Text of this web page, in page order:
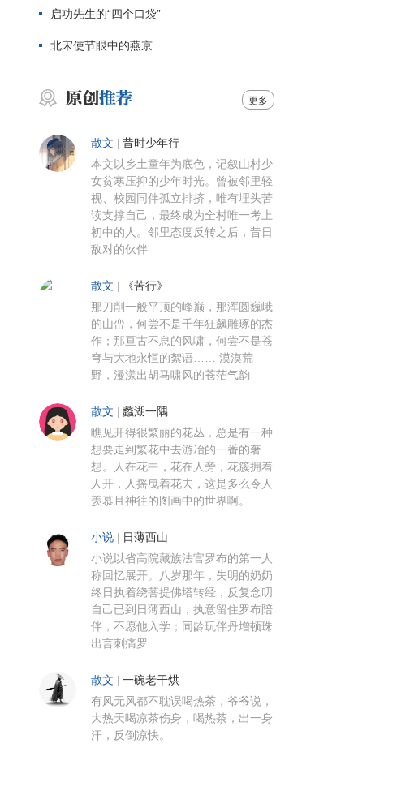
启功先生的“四个口袋”
北宋使节眼中的燕京
更多
散文 昔时少年行
本文以乡土童年为底色，记叙山村少
女贫寒压抑的少年时光。曾被邻里轻
视、校园同伴孤立排挤，唯有埋头苦
读支撑自己，最终成为全村唯一考上
初中的人。邻里态度反转之后，昔日
敌对的伙伴
散文 《苦行》
那刀削一般平顶的峰巅，那浑圆巍峨
的山峦，何尝不是千年狂飙雕琢的杰
作；那亘古不息的风啸，何尝不是苍
穹与大地永恒的絮语…… 漠漠荒
野，漫漾出胡马啸风的苍茫气韵
散文 蠡湖一隅
瞧见开得很繁丽的花丛，总是有一种
想要走到繁花中去游冶的一番的奢
想。人在花中，花在人旁，花簇拥着
人开，人摇曳着花去，这是多么令人
羡慕且神往的图画中的世界啊。
小说 日薄西山
小说以省高院藏族法官罗布的第一人
称回忆展开。八岁那年，失明的奶奶
终日执着绕菩提佛塔转经，反复念叨
自己已到日薄西山，执意留住罗布陪
伴，不愿他入学；同龄玩伴丹增顿珠
出言刺痛罗
散文 一碗老干烘
有风无风都不耽误喝热茶，爷爷说，
大热天喝凉茶伤身，喝热茶，出一身
汗，反倒凉快。